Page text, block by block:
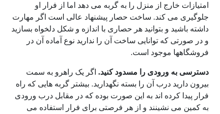
امتیازات خارج از منزل را به گربه می دهد اما از فرار او
جلوگیری می کند. ساخت حصار پیشنهاد عالی است اگر مهارت
داشته باشید و بتوانید هر حصاری با اندازه و شکل دلخواه بسازید
و در صورتی که توانایی ساخت آن را ندارید نوع آماده آن در
فروشگاهها موجود است.
دسترسی به ورودی را مسدود کنید.اگر یک راهرو به سمت
بیرون دارید درب آن را بسته نگهدارید. بیشتر گربه هایی که راه
فرار پیدا کرده اند به این صورت بوده که در مقابل درب ورودی
به کمین می نشینند و از هر فرصتی برای فرار استفاده می